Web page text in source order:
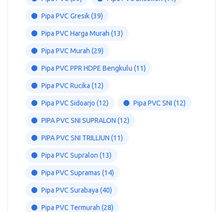
Pipa PVC Gresik(39)
Pipa PVC Harga Murah (13)
Pipa PVC Murah (29)
Pipa PVC PPR HDPE Bengkulu (11)
Pipa PVC Rucika (12)
Pipa PVC Sidoarjo (12) Pipa PVC SNI (12)
PIPA PVC SNI SUPRALON (12)
PIPA PVC SNI TRILLIUN (11)
Pipa PVC Supralon (13)
Pipa PVC Supramas (14)
Pipa PVC Surabaya (40)
Pipa PVC Termurah (28)